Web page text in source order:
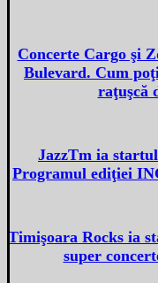
Concerte Cargo şi
Bulevard. Cum
raţuşcă
JazzTm ia
Programul ediţiei
Timişoara Rocks ia
super